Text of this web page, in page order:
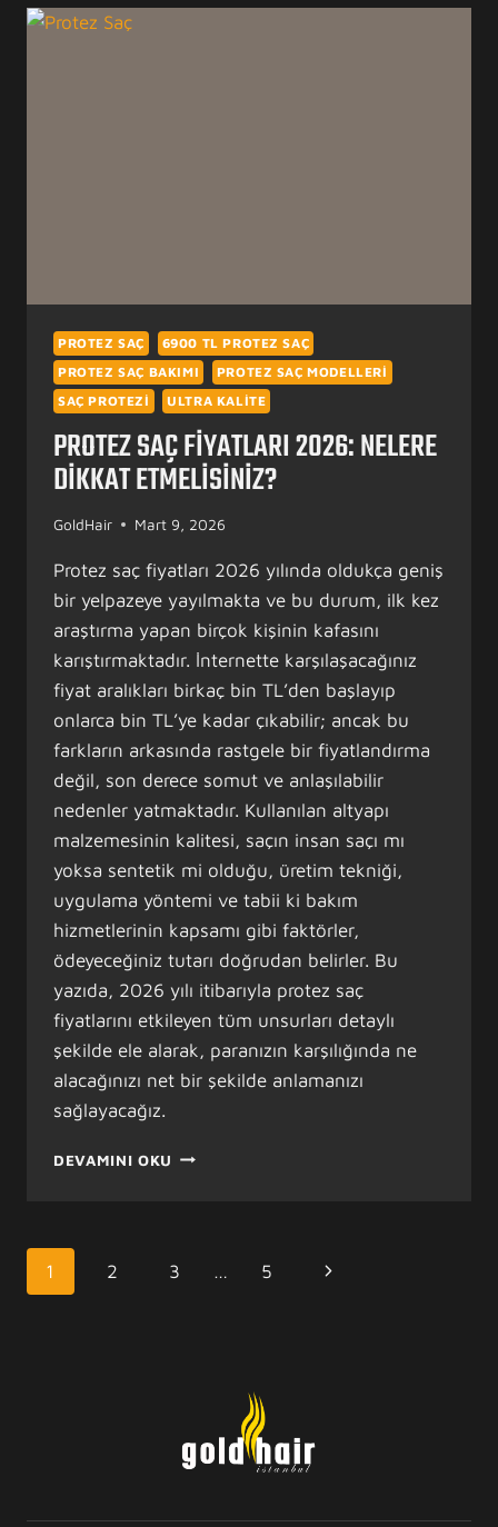
PROTEZ
PROTEZ SAÇ
6900 TL PROTEZ SAÇ
PROTEZ SAÇ BAKIMI
PROTEZ SAÇ MODELLERI
SAÇ PROTEZI
ULTRA KALITE
PROTEZ SAÇ FIYATLARI 2026: NELERE
DIKKAT ETMELISINIZ?
GoldHair Mart 9, 2026
Protez saç fiyatları 2026 yılında oldukça geniş
bir yelpazeye yayılmakta ve bu durum, ilk kez
araştırma yapan birçok kişinin kafasını
karıştırmaktadır. İnternette karşılaşacağınız
fiyat aralıkları birkaç bin TL’den başlayıp
onlarca bin TL’ye kadar çıkabilir; ancak bu
farkların arkasında rastgele bir fiyatlandırma
değil, son derece somut ve anlaşılabilir
nedenler yatmaktadır. Kullanılan altyapı
malzemesinin kalitesi, saçın insan saçı mı
yoksa sentetik mi olduğu, üretim tekniği,
uygulama yöntemi ve tabii ki bakım
hizmetlerinin kapsamı gibi faktörler,
ödeyeceğiniz tutarı doğrudan belirler. Bu
yazıda, 2026 yılı itibarıyla protez saç
fiyatlarını etkileyen tüm unsurları detaylı
şekilde ele alarak, paranızın karşılığında ne
alacağınızı net bir şekilde anlamanızı
sağlayacağız.
DEVAMINI OKU PROTEZ
DIKKAT
PAGE
NAVIGATION
1 2 3 … 5
Next